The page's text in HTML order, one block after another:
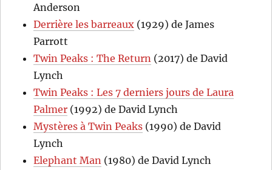
Anderson
Derrière les barreaux (1929) de James
Parrott
Twin Peaks : The Return (2017) de David
Lynch
Twin Peaks : Les 7 derniers jours de Laura
Palmer (1992) de David Lynch
Mystères à Twin Peaks (1990) de David
Lynch
Elephant Man (1980) de David Lynch